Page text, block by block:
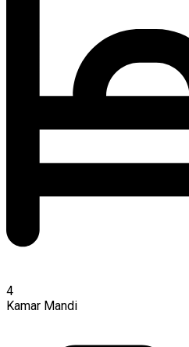
4
Kamar Mandi